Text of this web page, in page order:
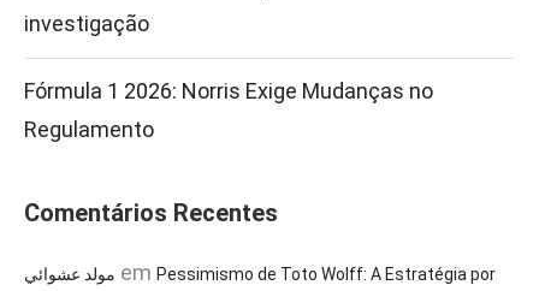
investigação
Fórmula 1 2026: Norris Exige Mudanças no
Regulamento
Comentários Recentes
مولد عشوائي em Pessimismo de Toto Wolff: A Estratégia por